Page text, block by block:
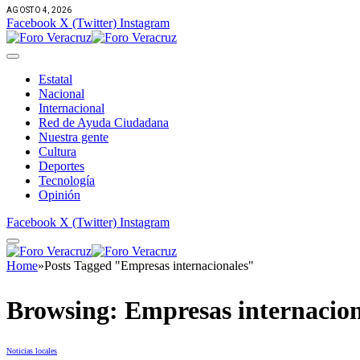
AGOSTO 4, 2026
Facebook X (Twitter) Instagram
Estatal
Nacional
Internacional
Red de Ayuda Ciudadana
Nuestra gente
Cultura
Deportes
Tecnología
Opinión
Facebook X (Twitter) Instagram
Home»Posts Tagged "Empresas internacionales"
Browsing: Empresas
Noticias locales